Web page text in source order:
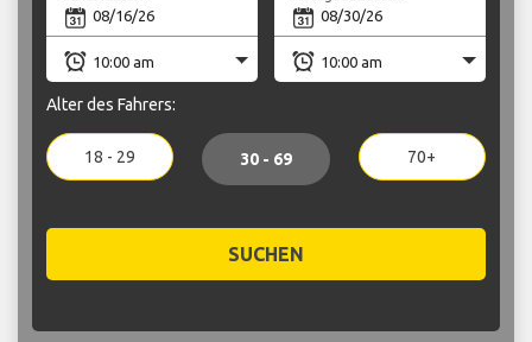
Alter des Fahrers:
18 - 29 30 - 69 70+
SUCHEN